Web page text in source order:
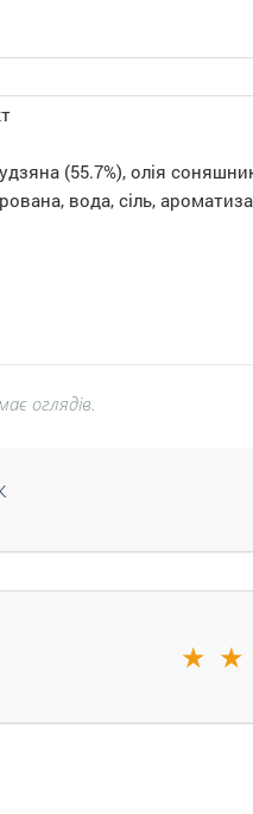
(55.7%), олія
вода, сіль,
оглядів.
★
★